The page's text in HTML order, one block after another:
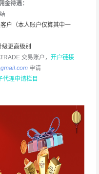
金待遇：
户（本人账户仅算其中一
更高级别
交易账户， 开户链接
申请
代理申请栏目